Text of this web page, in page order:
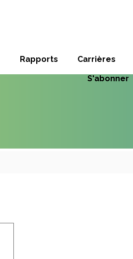
Rapports Carrières
S'abonner